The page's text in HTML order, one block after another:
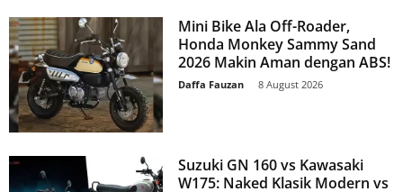
Mini Bike Ala Off-Roader,
Honda Monkey Sammy Sand
2026 Makin Aman dengan ABS!
Daffa Fauzan 8 August 2026
Suzuki GN 160 vs Kawasaki
W175: Naked Klasik Modern vs